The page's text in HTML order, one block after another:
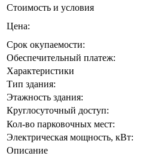
Стоимость и условия
Цена:
Срок окупаемости:
Обеспечительный платеж:
Характеристики
Тип здания:
Этажность здания:
Круглосуточный доступ:
Кол-во парковочных мест:
Электрическая мощность, кВт:
Описание